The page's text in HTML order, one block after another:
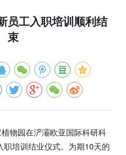
员工入职培训顺利结
束
物园在浐灞欧亚国际科研科
培训结业仪式。为期10天的